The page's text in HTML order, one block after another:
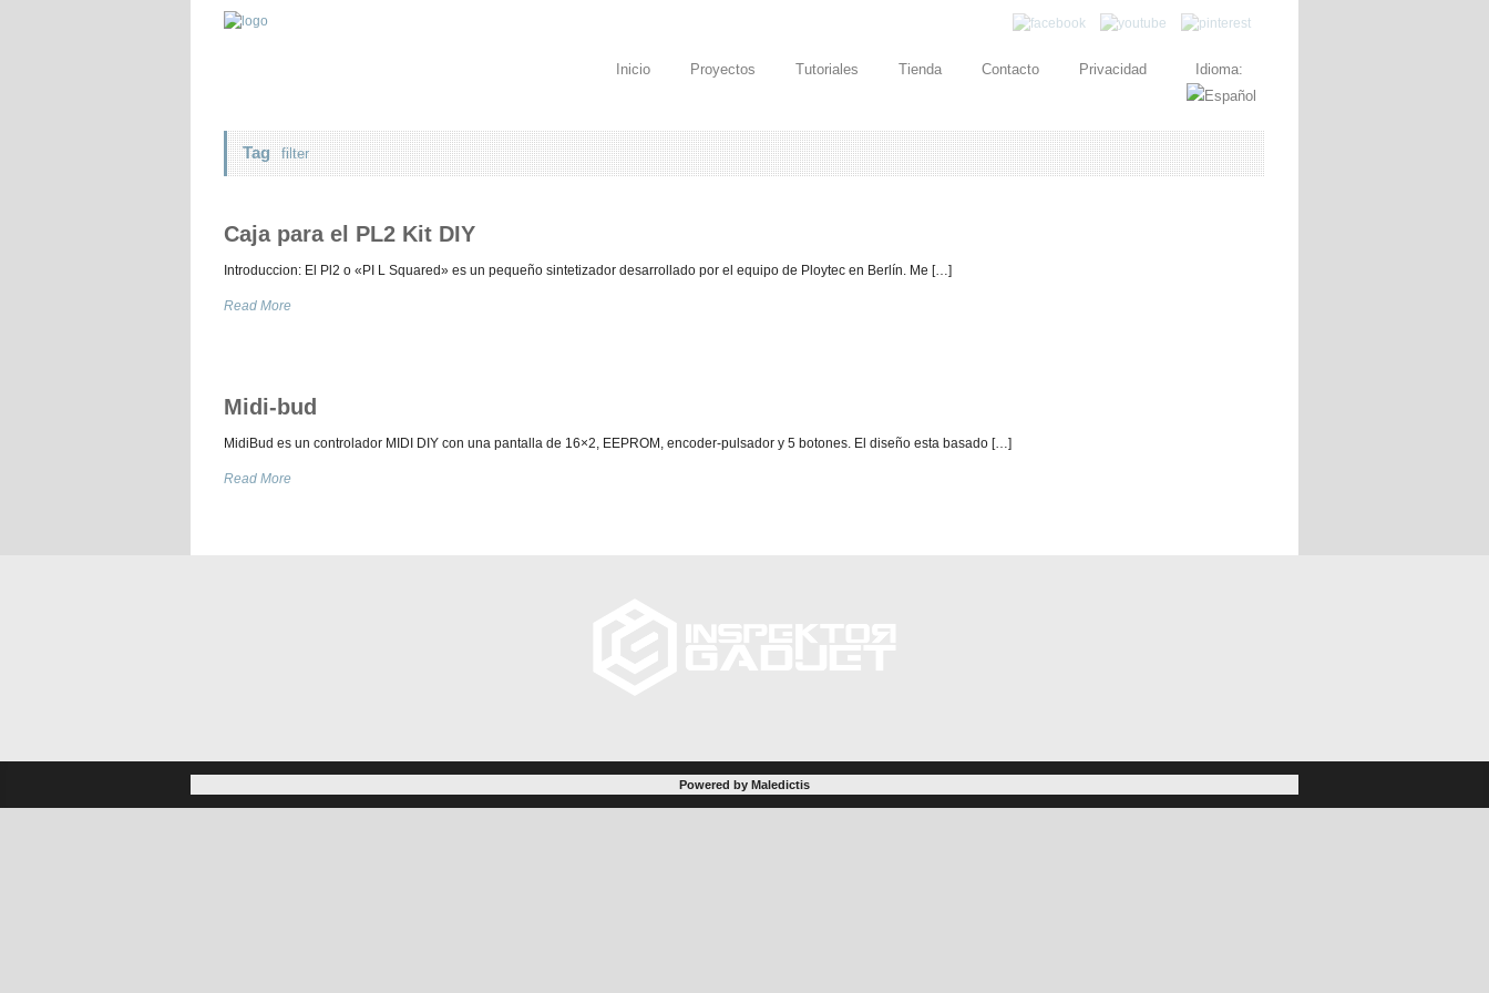
Inicio Proyectos Tutoriales Tienda Contacto Privacidad Idioma:
Tag filter
Caja para el PL2 Kit DIY
Introduccion: El Pl2 o «PI L Squared» es un pequeño sintetizador desarrollado por el equipo de Ploytec en Berlín. Me […]
Read More
Midi-bud
MidiBud es un controlador MIDI DIY con una pantalla de 16×2, EEPROM, encoder-pulsador y 5 botones. El diseño esta basado […]
Read More
Powered by Maledictis